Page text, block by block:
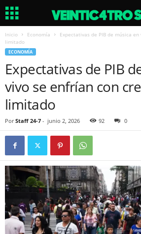
Inicio Economía
Expectativas de PIB de música
limitado
ECONOMÍA
Expectativas de PIB
vivo se enfrían con
limitado
Por Staff 24-7 - junio 2, 2026 92 0